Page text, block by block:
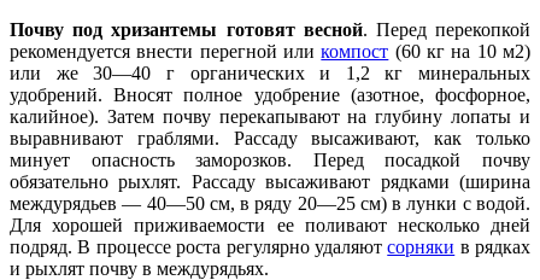
Почву под хризантемы готовят весной. Перед перекопкой
рекомендуется внести перегной иликомпост (60 кг на 10 м2)
или же 30—40 г органических и 1,2 кг минеральных
удобрений. Вносят полное удобрение (азотное, фосфорное,
калийное). Затем почву перекапывают на глубину лопаты и
выравнивают граблями. Рассаду высаживают, как только
минует опасность заморозков. Перед посадкой почву
обязательно рыхлят. Рассаду высаживают рядками (ширина
междурядьев — 40—50 см, в ряду 20—25 см) в лунки с водой.
Для хорошей приживаемости ее поливают несколько дней
подряд. В процессе роста регулярно удаляютсорняки в рядках
и рыхлят почву в междурядьях.